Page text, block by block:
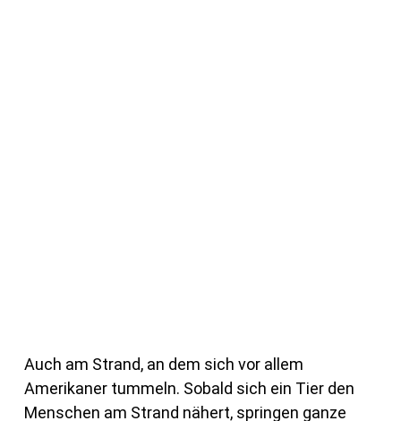
Auch am Strand, an dem sich vor allem
Amerikaner tummeln. Sobald sich ein Tier den
Menschen am Strand nähert, springen ganze